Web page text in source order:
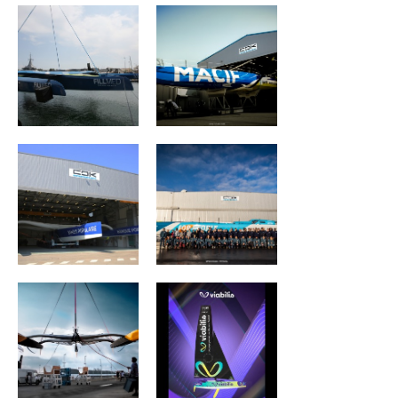
Maxi Banque
Populaire XI
VULNERABLE
RUYANT
REALITES Planet
Warriors
Viabilis Océans
MAXI BANQUE
MAÎTRE COQ V